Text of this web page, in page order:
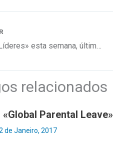
«Fórum de Líderes» esta semana, últimas inscrições
relacionados
«Global Parental Leave»
de Janeiro, 2017